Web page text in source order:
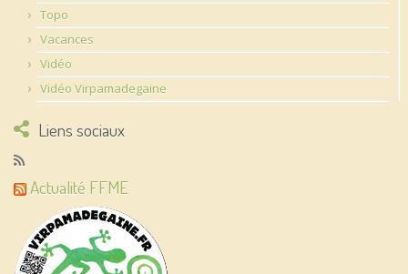
Topo
Vacances
Vidéo
Vidéo Virpamadegaine
Liens sociaux
Actualité FFME